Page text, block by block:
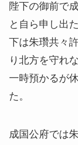
陛下の御前で
と自ら申し出
下は朱瓚共々
り北方を守れ
一時預かるが
た。
成国公府では